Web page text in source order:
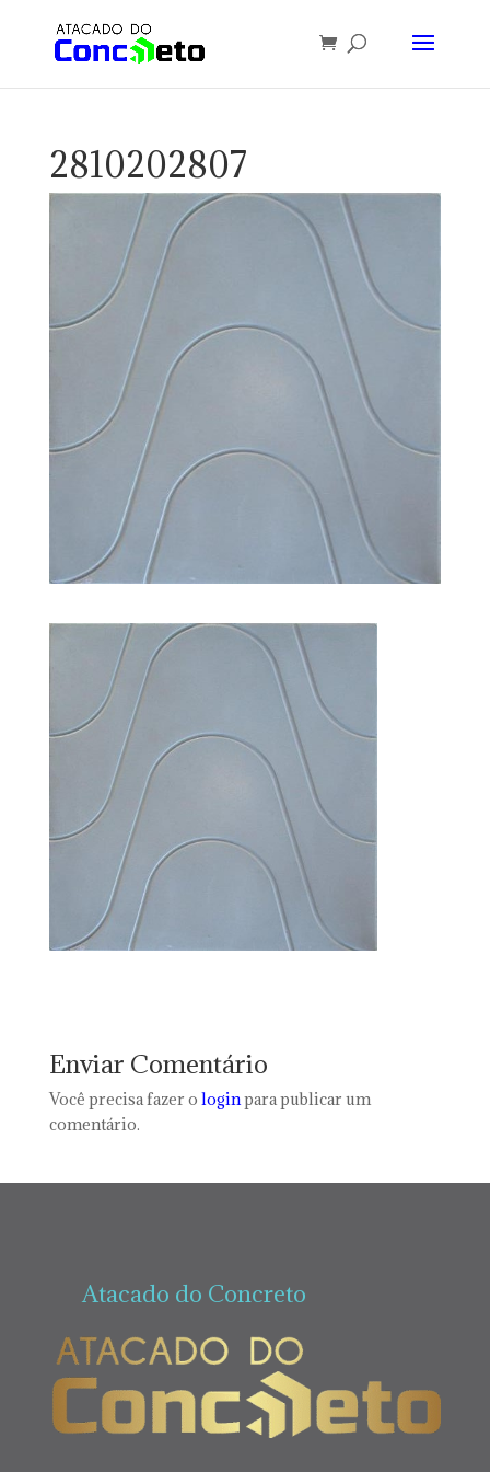
2810202807
Enviar Comentário
Você precisa fazer o loginpara publicar um
comentário.
Atacado do Concreto